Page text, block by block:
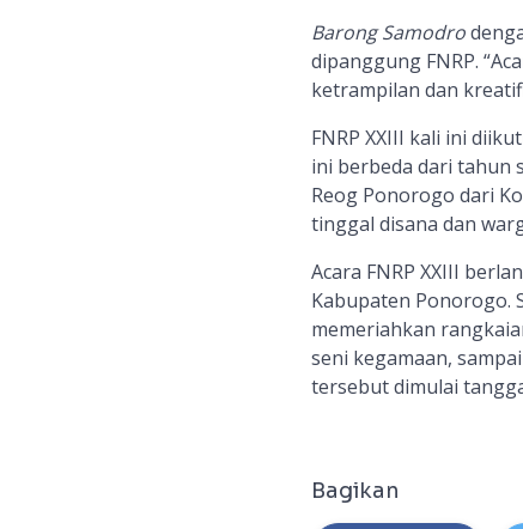
Barong Samodro
dipanggung FNRP.
ketrampilan dan
FNRP XXIII kali ini
ini berbeda dari tahun
Reog Ponorogo dari
tinggal disana dan
Acara FNRP XXIII
Kabupaten Ponorogo.
memeriahkan
seni kegamaan,
tersebutdimulai
Bagikan